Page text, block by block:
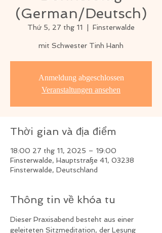
(German/Deutsch)
Thứ 5, 27 thg 11 Finsterwalde
mit Schwester Tinh Hanh
Anmeldung abgeschlossen
Veranstaltungen ansehen
Thời gian và địa điểm
18:00 27 thg 11, 2025 – 19:00
Finsterwalde, Hauptstraße 41, 03238
Finsterwalde, Deutschland
Thông tin về khóa tu
Dieser Praxisabend besteht aus einer
geleiteten Sitzmeditation, der Lesung